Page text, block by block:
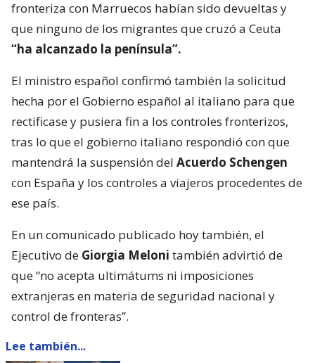
fronteriza con Marruecos habían sido devueltas y
que ninguno de los migrantes que cruzó a Ceuta
“ha alcanzado la península”.
El ministro español confirmó también la solicitud
hecha por el Gobierno español al italiano para que
rectificase y pusiera fin a los controles fronterizos,
tras lo que el gobierno italiano respondió con que
mantendrá la suspensión del Acuerdo Schengen
con España y los controles a viajeros procedentes de
ese país.
En un comunicado publicado hoy también, el
Ejecutivo de Giorgia Meloni también advirtió de
que “no acepta ultimátums ni imposiciones
extranjeras en materia de seguridad nacional y
control de fronteras”.
Lee también...